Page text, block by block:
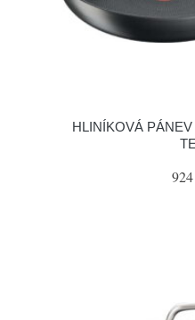
HLINÍKOVÁ